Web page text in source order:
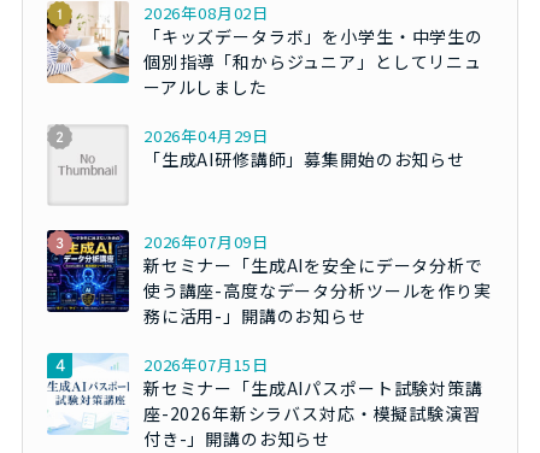
2026年08月02日
「キッズデータラボ」を小学生・中学生の
個別指導「和からジュニア」としてリニュ
ーアルしました
2026年04月29日
「生成AI研修講師」募集開始のお知らせ
2026年07月09日
新セミナー「生成AIを安全にデータ分析で
使う講座-高度なデータ分析ツールを作り実
務に活用-」開講のお知らせ
2026年07月15日
新セミナー「生成AIパスポート試験対策講
座-2026年新シラバス対応・模擬試験演習
付き-」開講のお知らせ